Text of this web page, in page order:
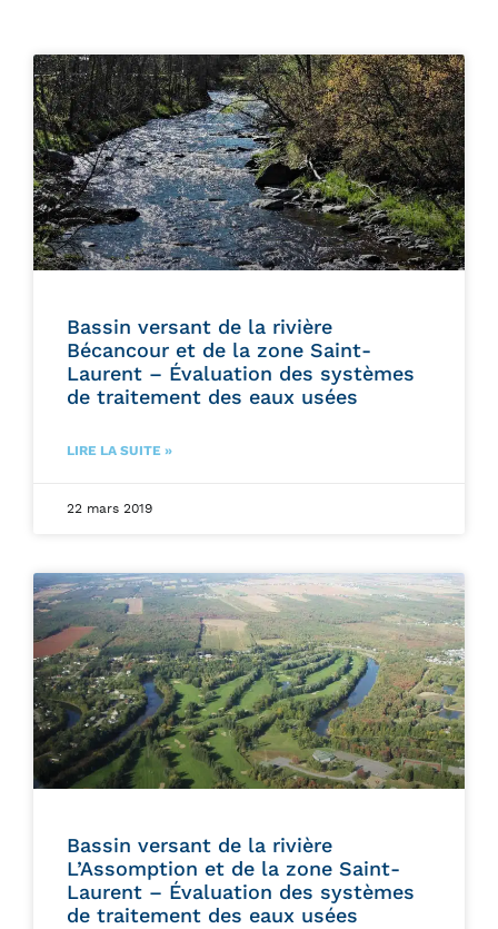
Bassin versant de la rivière
Bécancour et de la zone Saint-
Laurent – Évaluation des systèmes
de traitement des eaux usées
LIRE LA SUITE »
22 mars 2019
Bassin versant de la rivière
L’Assomption et de la zone Saint-
Laurent – Évaluation des systèmes
de traitement des eaux usées